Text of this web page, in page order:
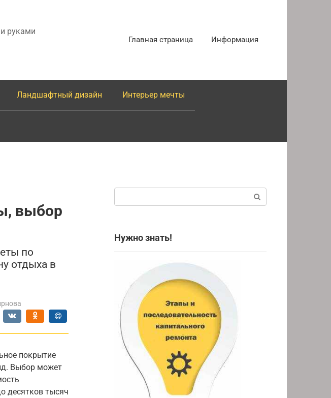
руками
Главная страница Информация
Ландшафтный дизайн Интерьер мечты
выбор
по
отдыха в
покрытие
Выбор может
десятков тысяч
Нужно знать!